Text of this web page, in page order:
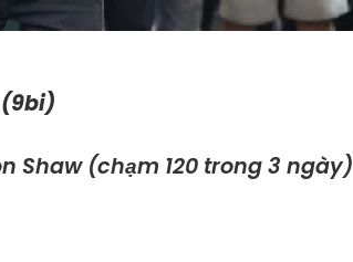
Shaw (chạm 120 trong 3 ngày)